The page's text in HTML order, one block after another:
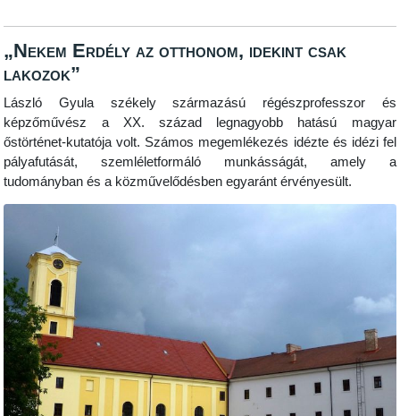
„Nekem Erdély az otthonom, idekint csak
lakozok”
László Gyula székely származású régészprofesszor és
képzőművész a XX. század legnagyobb hatású magyar
őstörténet-kutatója volt. Számos megemlékezés idézte és idézi fel
pályafutását, szemléletformáló munkásságát, amely a
tudományban és a közművelődésben egyaránt érvényesült.